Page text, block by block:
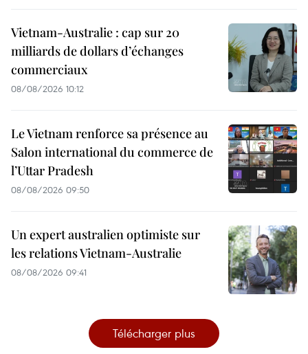
Vietnam-Australie : cap sur 20
milliards de dollars d’échanges
commerciaux
08/08/2026 10:12
Le Vietnam renforce sa présence au
Salon international du commerce de
l’Uttar Pradesh
08/08/2026 09:50
Un expert australien optimiste sur
les relations Vietnam-Australie
08/08/2026 09:41
Télécharger plus